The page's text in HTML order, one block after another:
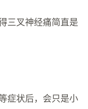
三叉神经痛简直是
症状后，会只是小